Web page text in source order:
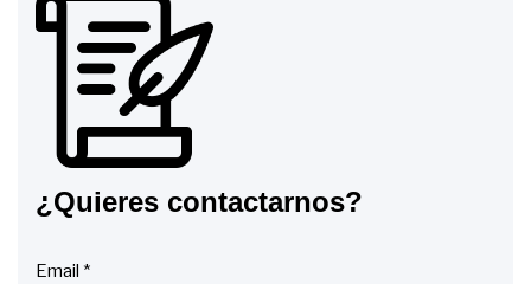
¿Quieres contactarnos?
Email *